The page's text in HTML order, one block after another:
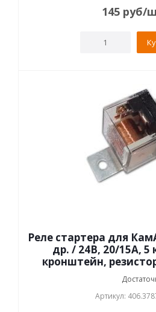
145 руб/
Реле стартера для
др. / 24В, 20/15А, 5
кронштейн,
Артикул: